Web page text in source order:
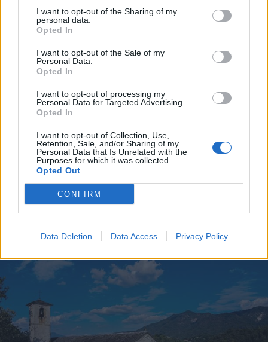
I want to opt-out of the Sharing of my
personal data.
Opted In
I want to opt-out of the Sale of my
Personal Data.
Opted In
I want to opt-out of processing my
Personal Data for Targeted Advertising.
Opted In
I want to opt-out of Collection, Use,
Retention, Sale, and/or Sharing of my
Personal Data that Is Unrelated with the
Purposes for which it was collected.
Opted Out
CONFIRM
Data Deletion Data Access Privacy Policy
REGIONE LOMBARDIA
Dalla Regione oltre 458mila euro
18 progetti finanziati